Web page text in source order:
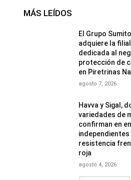
MÁS LEÍDOS
El Grupo
adquiere la filial
dedicada al
protección de
en Piretrinas
agosto 7, 2026
Havva y Sigal,
variedades de
confirman en
independientes
resistencia
roja
agosto 4, 2026